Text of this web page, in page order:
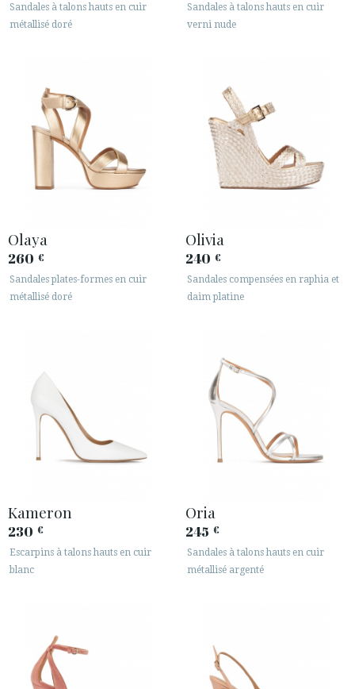
Sandales à talons hauts en cuir
métallisé doré
Sandales à talons hauts en cuir
verni nude
Olaya
260 €
Sandales plates-formes en cuir
métallisé doré
Olivia
240 €
Sandales compensées en raphia et
daim platine
Kameron
230 €
Escarpins à talons hauts en cuir
blanc
Oria
245 €
Sandales à talons hauts en cuir
métallisé argenté